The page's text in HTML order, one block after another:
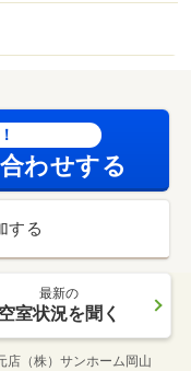
わせする
する
最新の
空室状況を聞く
店（株）サンホーム岡山